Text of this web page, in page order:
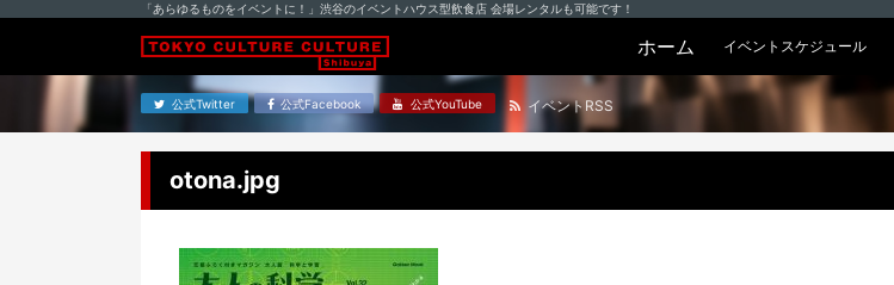
「あらゆるものをイベントに！」渋谷のイベントハウス型飲食店 会場レンタルも可能です！
ホーム イベントスケジュール
公式Twitter 公式Facebook 公式YouTube イベントRSS
otona.jpg